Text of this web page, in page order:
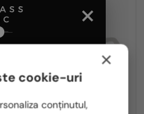
2-4 ZILE
— Ochelari de soare
×
cookie-uri
conținutul,